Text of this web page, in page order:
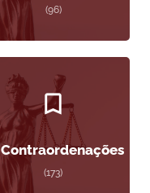
(96)
Contraordenações
(173)